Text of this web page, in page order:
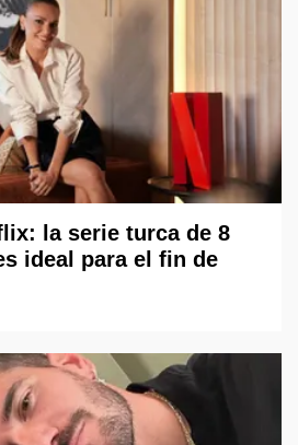
la serie turca de 8
ideal para el fin de